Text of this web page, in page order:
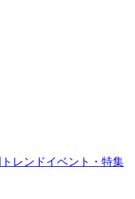
トレンドイベント・特集